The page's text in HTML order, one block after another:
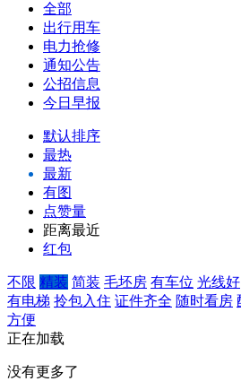
全部
出行用车
电力抢修
通知公告
公招信息
今日早报
默认排序
最热
最新
有图
点赞量
距离最近
红包
不限 精装 简装 毛坯房 有车位 光线好
有电梯 拎包入住 证件齐全 随时看房
方便
正在加载
没有更多了